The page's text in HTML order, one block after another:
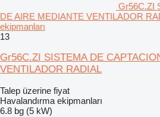
Gr56C.ZI
DE AIRE MEDIANTE VENTILADOR
ekipmanları
13
Gr56C.ZI SISTEMA DE
VENTILADOR RADIAL
Talep üzerine fiyat
Havalandırma ekipmanları
6.8 bg (5 kW)